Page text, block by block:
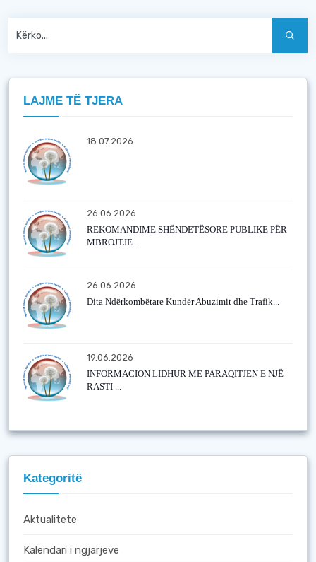
LAJME TË TJERA
18.07.2026
26.06.2026
REKOMANDIME SHËNDETËSORE PUBLIKE PËR
MBROJTJE...
26.06.2026
Dita Ndërkombëtare Kundër Abuzimit dhe Trafik...
19.06.2026
INFORMACION LIDHUR ME PARAQITJEN E NJË
RASTI ...
Kategoritë
Aktualitete
Kalendari i ngjarjeve